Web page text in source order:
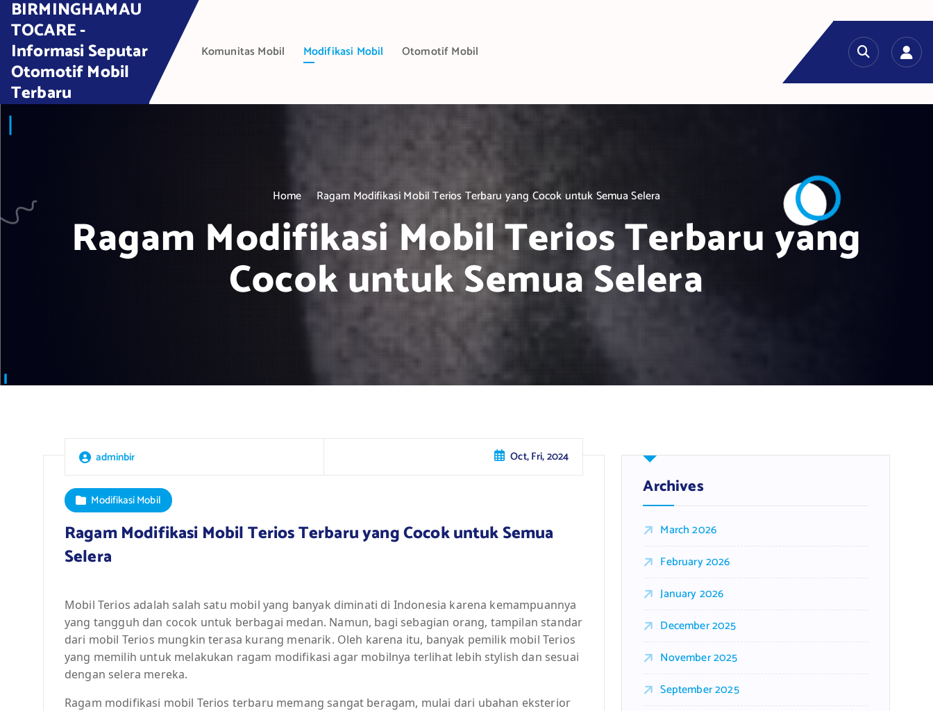
t
BIRMINGHAMAU
TOCARE -
Informasi Seputar
Otomotif Mobil
Terbaru
Komunitas Mobil Modifikasi Mobil Otomotif Mobil
Home Ragam Modifikasi Mobil Terios Terbaru yang Cocok untuk Semua Selera
Ragam Modifikasi Mobil Terios Terbaru yang
Cocok untuk Semua Selera
adminbir Oct, Fri, 2024
Modifikasi Mobil
Ragam Modifikasi Mobil Terios Terbaru yang Cocok untuk Semua
Selera
Mobil Terios adalah salah satu mobil yang banyak diminati di Indonesia karena kemampuannya
yang tangguh dan cocok untuk berbagai medan. Namun, bagi sebagian orang, tampilan standar
dari mobil Terios mungkin terasa kurang menarik. Oleh karena itu, banyak pemilik mobil Terios
yang memilih untuk melakukan ragam modifikasi agar mobilnya terlihat lebih stylish dan sesuai
dengan selera mereka.
Ragam modifikasi mobil Terios terbaru memang sangat beragam, mulai dari ubahan eksterior
Archives
March 2026
February 2026
January 2026
December 2025
November 2025
September 2025